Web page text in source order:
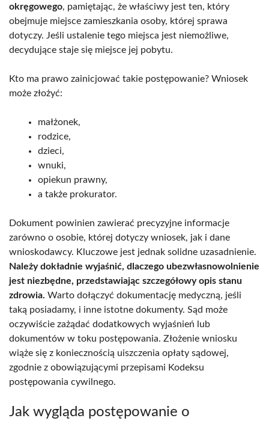
okręgowego, pamiętając, że właściwy jest ten, który
obejmuje miejsce zamieszkania osoby, której sprawa
dotyczy. Jeśli ustalenie tego miejsca jest niemożliwe,
decydujące staje się miejsce jej pobytu.
Kto ma prawo zainicjować takie postępowanie? Wniosek
może złożyć:
małżonek,
rodzice,
dzieci,
wnuki,
opiekun prawny,
a także prokurator.
Dokument powinien zawierać precyzyjne informacje
zarówno o osobie, której dotyczy wniosek, jak i dane
wnioskodawcy. Kluczowe jest jednak solidne uzasadnienie.
Należy dokładnie wyjaśnić, dlaczego ubezwłasnowolnienie
jest niezbędne, przedstawiając szczegółowy opis stanu
zdrowia. Warto dołączyć dokumentację medyczną, jeśli
taką posiadamy, i inne istotne dokumenty. Sąd może
oczywiście zażądać dodatkowych wyjaśnień lub
dokumentów w toku postępowania. Złożenie wniosku
wiąże się z koniecznością uiszczenia opłaty sądowej,
zgodnie z obowiązującymi przepisami Kodeksu
postępowania cywilnego.
Jak wygląda postępowanie o